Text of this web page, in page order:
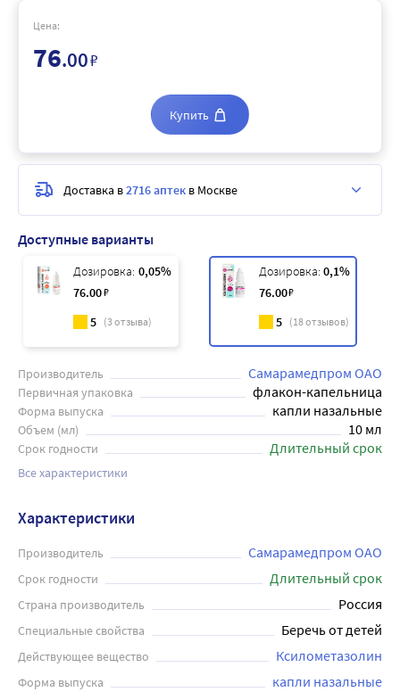
Доступные варианты
Дозировка: 0,05%
76.00₽
5 (3отзыва)
Дозировка: 0,1%
76.00₽
5 (18отзывов)
Производитель Самарамедпром ОАО
Первичная упаковка флакон-капельница
Форма выпуска капли назальные
Объем (мл) 10 мл
Срок годности Длительный срок
Все характеристики
Цена:
76.00₽
Купить
Доставка в2716 аптек в Москве
Характеристики
Производитель Самарамедпром ОАО
Срок годности Длительный срок
Страна производитель Россия
Специальные свойства Беречь от детей
Действующее вещество Ксилометазолин
Форма выпуска капли назальные